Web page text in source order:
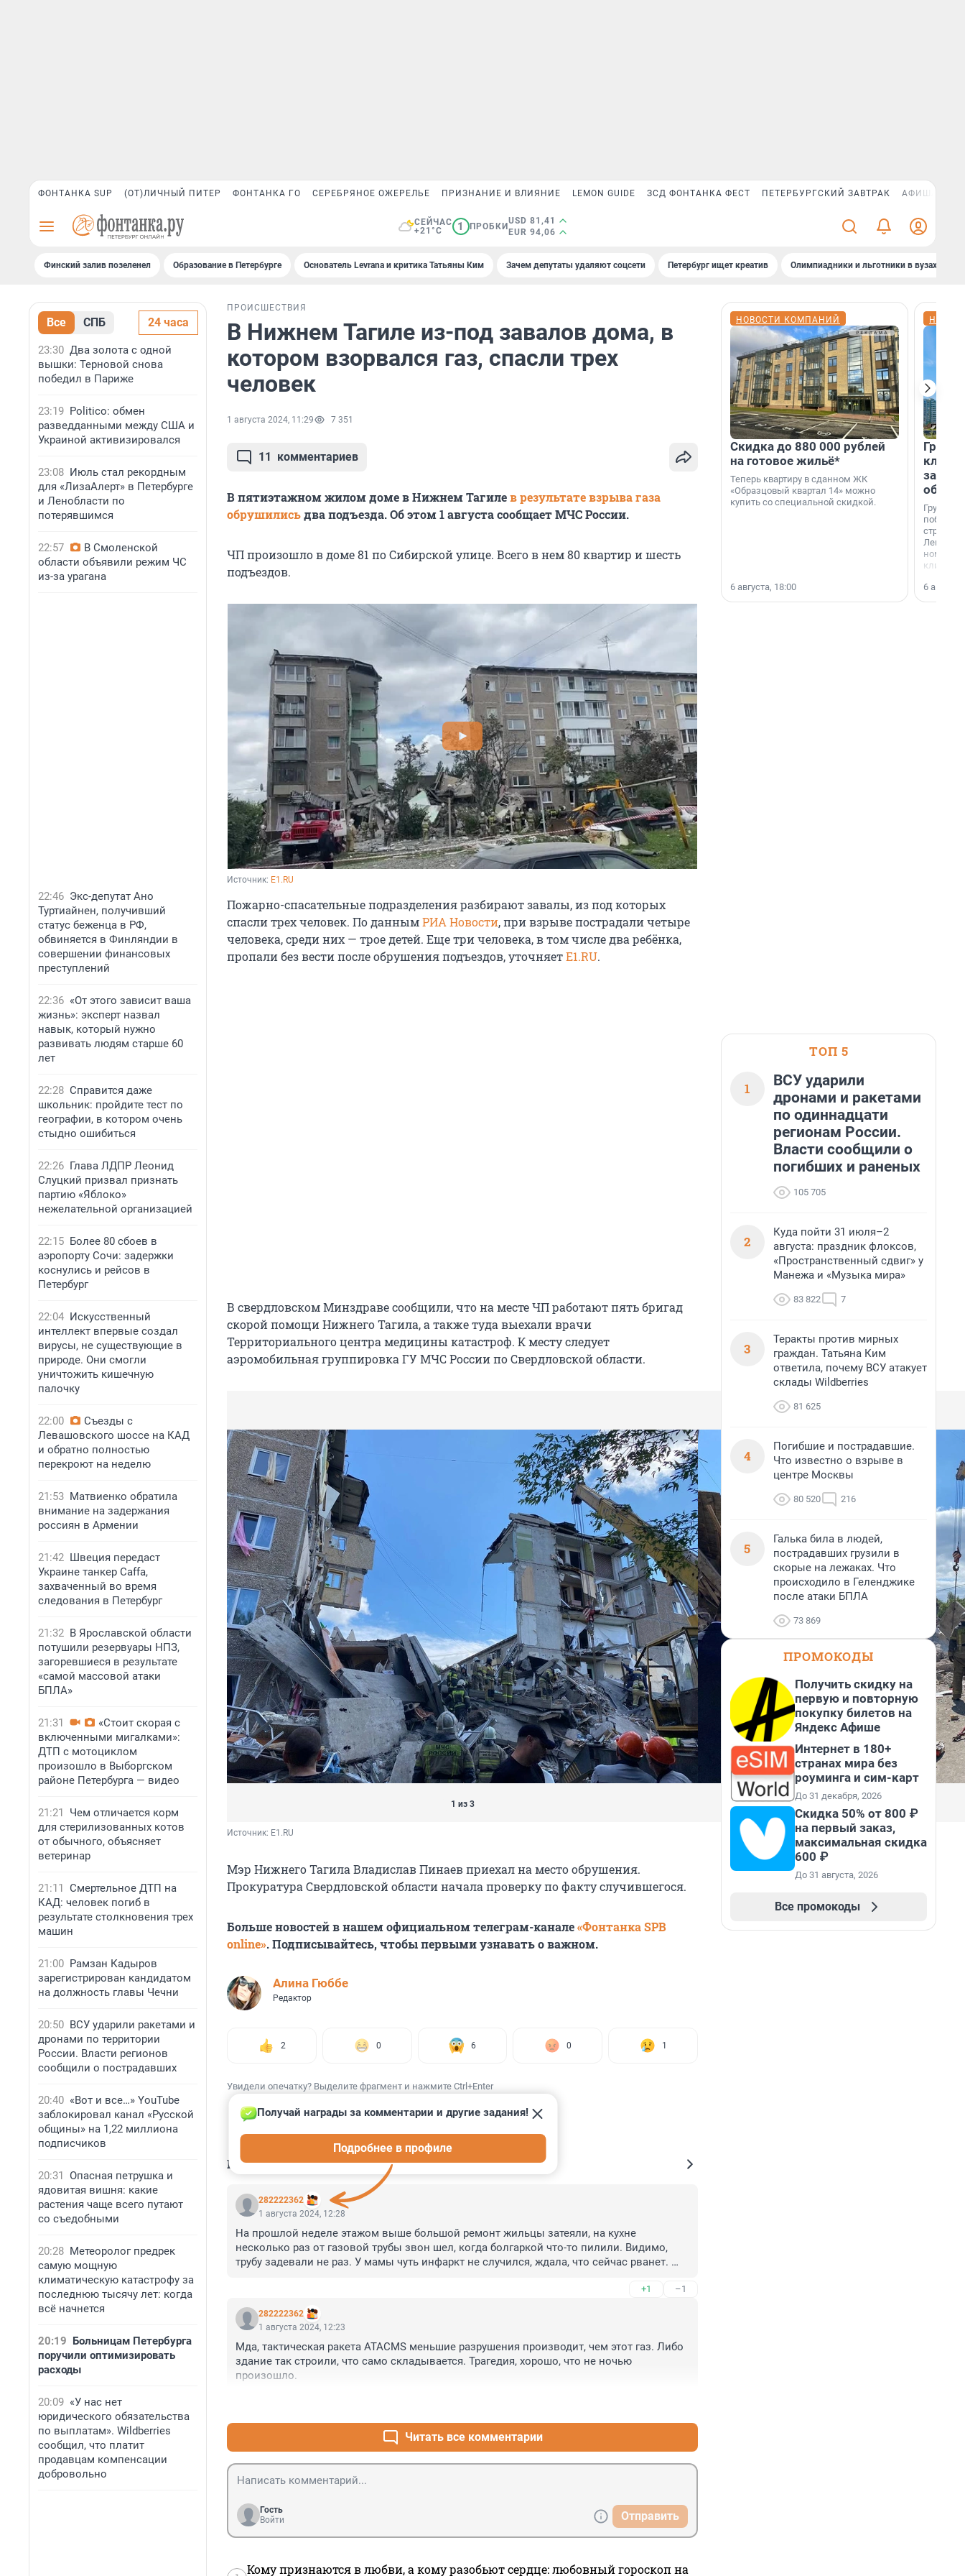
ФОНТАНКА SUP (ОТ)ЛИЧНЫЙ ПИТЕР ФОНТАНКА ГО СЕРЕБРЯНОЕ ОЖЕРЕЛЬЕ ПРИЗНАНИЕ И ВЛИЯНИЕ LEMON GUIDE ЗСД ФОНТАНКА ФЕСТ ПЕТЕРБУРГСКИЙ ЗАВТРАК АФИША PLUS
СЕЙЧАС
+21°C
1 ПРОБКИ
USD 81,41
EUR 94,06
Финский залив позеленел Образование в Петербурге Основатель Levrana и критика Татьяны Ким Зачем депутаты удаляют соцсети Петербург ищет креатив Олимпиадники и льготники в вузах СПб
Все СПБ 24 часа
23:30 Два золота с одной
вышки: Терновой снова
победил в Париже
23:19 Politico: обмен
разведданными между США и
Украиной активизировался
23:08 Июль стал рекордным
для «ЛизаАлерт» в Петербурге
и Ленобласти по
потерявшимся
22:57
В Смоленской
области объявили режим ЧС
из-за урагана
22:46 Экс-депутат Ано
Туртиайнен, получивший
статус беженца в РФ,
обвиняется в Финляндии в
совершении финансовых
преступлений
22:36 «От этого зависит ваша
жизнь»: эксперт назвал
навык, который нужно
развивать людям старше 60
лет
22:28 Справится даже
школьник: пройдите тест по
географии, в котором очень
стыдно ошибиться
22:26 Глава ЛДПР Леонид
Слуцкий призвал признать
партию «Яблоко»
нежелательной организацией
22:15 Более 80 сбоев в
аэропорту Сочи: задержки
коснулись и рейсов в
Петербург
22:04 Искусственный
интеллект впервые создал
вирусы, не существующие в
природе. Они смогли
уничтожить кишечную
палочку
22:00
Съезды с
Левашовского шоссе на КАД
и обратно полностью
перекроют на неделю
21:53 Матвиенко обратила
внимание на задержания
россиян в Армении
21:42 Швеция передаст
Украине танкер Caffa,
захваченный во время
следования в Петербург
21:32 В Ярославской области
потушили резервуары НПЗ,
загоревшиеся в результате
«самой массовой атаки
БПЛА»
21:31
«Стоит скорая с
включенными мигалками»:
ДТП с мотоциклом
произошло в Выборгском
районе Петербурга — видео
21:21
Чем отличается корм
для стерилизованных котов
от обычного, объясняет
ветеринар
21:11 Смертельное ДТП на
КАД: человек погиб в
результате столкновения трех
машин
21:00 Рамзан Кадыров
зарегистрирован кандидатом
на должность главы Чечни
20:50 ВСУ ударили ракетами и
дронами по территории
России. Власти регионов
сообщили о пострадавших
20:40 «Вот и все…» YouTube
заблокировал канал «Русской
общины» на 1,22 миллиона
подписчиков
20:31 Опасная петрушка и
ядовитая вишня: какие
растения чаще всего путают
со съедобными
20:28 Метеоролог предрек
самую мощную
климатическую катастрофу за
последнюю тысячу лет: когда
всё начнется
20:19 Больницам Петербурга
поручили оптимизировать
расходы
20:09 «У нас нет
юридического обязательства
по выплатам». Wildberries
сообщил, что платит
продавцам компенсации
добровольно
ПРОИСШЕСТВИЯ
В Нижнем Тагиле из-под завалов дома, в
котором взорвался газ, спасли трех
человек
1 августа 2024, 11:29 7 351
11 комментариев
В пятиэтажном жилом доме в Нижнем Тагилев результате взрыва газа
обрушилисьдва подъезда. Об этом 1 августа сообщает МЧС России.
ЧП произошло в доме 81 по Сибирской улице. Всего в нем 80 квартир и шесть
подъездов.
Источник: E1.RU
Пожарно-спасательные подразделения разбирают завалы, из под которых
спасли трех человек. По даннымРИА Новости, при взрыве пострадали четыре
человека, среди них — трое детей. Еще три человека, в том числе два ребёнка,
пропали без вести после обрушения подъездов, уточняетE1.RU.
В свердловском Минздраве сообщили, что на месте ЧП работают пять бригад
скорой помощи Нижнего Тагила, а также туда выехали врачи
Территориального центра медицины катастроф. К месту следует
аэромобильная группировка ГУ МЧС России по Свердловской области.
1 из 3
Источник: E1.RU
Мэр Нижнего Тагила Владислав Пинаев приехал на место обрушения.
Прокуратура Свердловской области начала проверку по факту случившегося.
Больше новостей в нашем официальном телеграм-канале«Фонтанка SPB
online». Подписывайтесь, чтобы первыми узнавать о важном.
Алина Гюббе
Редактор
2 0 6 0 1
Увидели опечатку? Выделите фрагмент и нажмите Ctrl+Enter
КОММЕНТАРИИ 11
282222362
Получай награды за комментарии и другие задания!
Подробнее в профиле
1 августа 2024, 12:28
На прошлой неделе этажом выше большой ремонт жильцы затеяли, на кухне
несколько раз от газовой трубы звон шел, когда болгаркой что-то пилили. Видимо,
трубу задевали не раз. У мамы чуть инфаркт не случился, ждала, что сейчас рванет.
+1 –1
282222362
1 августа 2024, 12:23
Мда, тактическая ракета ATACMS меньшие разрушения производит, чем этот газ. Либо
здание так строили, что само складывается. Трагедия, хорошо, что не ночью
произошло.
Читать все комментарии
Гость
Войти
Отправить
Кому признаются в любви, а кому разобьют сердце: любовный гороскоп на
НОВОСТИ КОМПАНИЙ
Скидка до 880 000 рублей
на готовое жильё*
Теперь квартиру в сданном ЖК
«Образцовый квартал 14» можно
купить со специальной скидкой.
6 августа, 18:00
Группа
области».
6
ТОП 5
1
ВСУ ударили
дронами и ракетами
по одиннадцати
регионам России.
Власти сообщили о
погибших и раненых
105 705
2
Куда пойти 31 июля–2
августа: праздник флоксов,
«Пространственный сдвиг» у
Манежа и «Музыка мира»
83 822 7
3
Теракты против мирных
граждан. Татьяна Ким
ответила, почему ВСУ атакует
склады Wildberries
81 625
4
Погибшие и пострадавшие.
Что известно о взрыве в
центре Москвы
80 520 216
5
Галька била в людей,
пострадавших грузили в
скорые на лежаках. Что
происходило в Геленджике
после атаки БПЛА
73 869
ПРОМОКОДЫ
Получить скидку на
первую и повторную
покупку билетов на
Яндекс Афише
Интернет в 180+
странах мира без
роуминга и сим-карт
До 31 декабря, 2026
Скидка 50% от 800 ₽
на первый заказ,
максимальная скидка
600 ₽
До 31 августа, 2026
Все промокоды